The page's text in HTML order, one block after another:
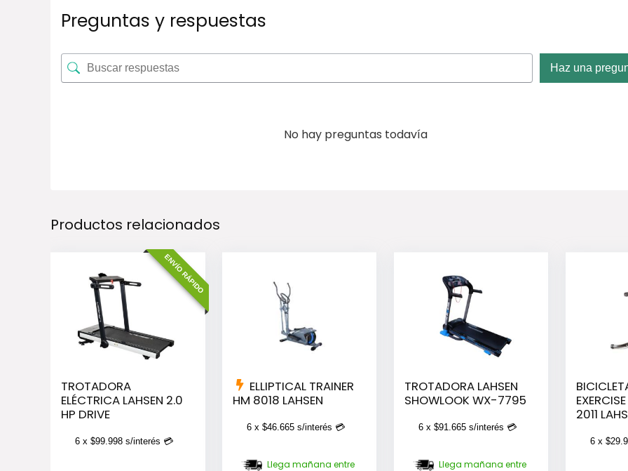
Preguntas y respuestas
Haz una
No hay preguntas todavía
Productos relacionados
ENVÍO RÁPIDO
TROTADORA
ELÉCTRICA LAHSEN 2.0
HP DRIVE
6 x$99.998 s/interés 💳
ELLIPTICAL TRAINER
HM 8018 LAHSEN
6 x$46.665 s/interés 💳
Llega mañana entre
TROTADORA LAHSEN
SHOWLOOK WX-7795
6 x $91.665s/interés 💳
Llega mañana entre
2011
6 x $